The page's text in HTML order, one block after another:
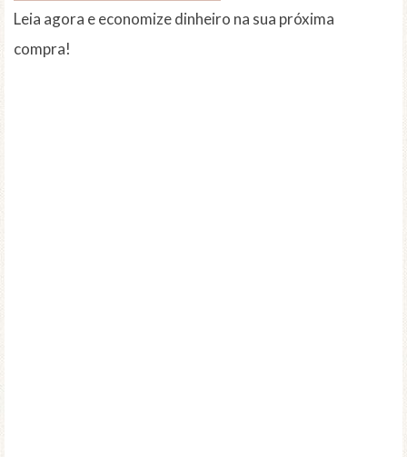
Leia agora e economize dinheiro na sua próxima
compra!